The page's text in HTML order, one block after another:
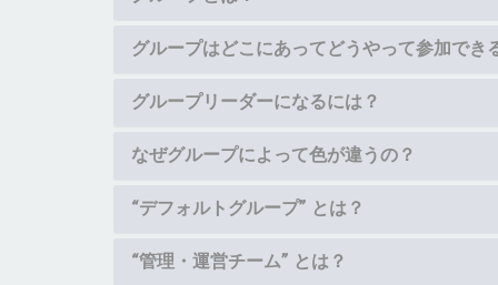
グループはどこにあってどうやって参加でき
グループリーダーになるには？
なぜグループによって色が違うの？
“デフォルトグループ” とは？
“管理・運営チーム” とは？